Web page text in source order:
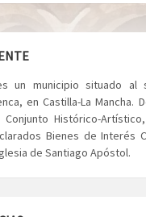
un municipio situado al
en Castilla-La Mancha.
Conjunto Histórico-
Bienes de Interés
de Santiago Apóstol.